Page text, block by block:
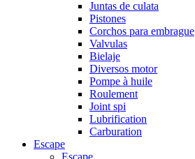
Juntas de culata
Pistones
Corchos para embrague
Valvulas
Bielaje
Diversos motor
Pompe à huile
Roulement
Joint spi
Lubrification
Carburation
Escape
Escape